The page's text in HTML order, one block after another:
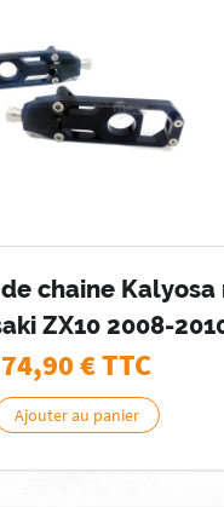
chaine Kalyosa
ZX10 2008-
74,90€ TTC
Ajouter au panier